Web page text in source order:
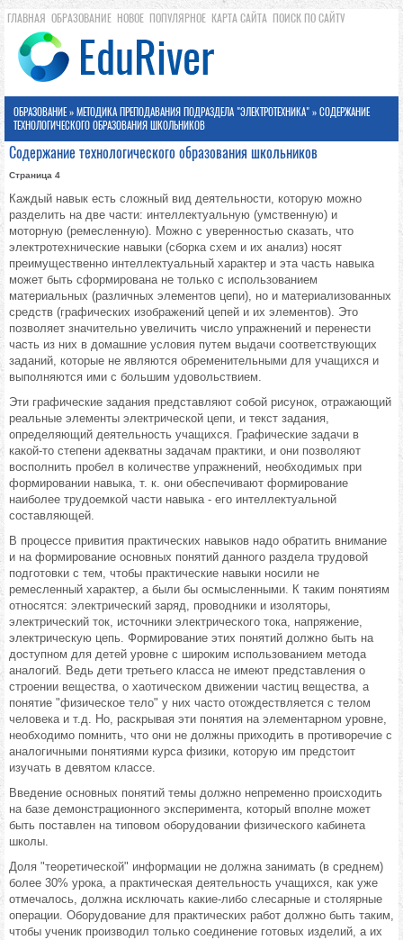
ГЛАВНАЯ ОБРАЗОВАНИЕ НОВОЕ ПОПУЛЯРНОЕ КАРТА САЙТА ПОИСК ПО САЙТУ
ОБРАЗОВАНИЕ» МЕТОДИКА ПРЕПОДАВАНИЯ ПОДРАЗДЕЛА "ЭЛЕКТРОТЕХНИКА" » СОДЕРЖАНИЕ
ТЕХНОЛОГИЧЕСКОГО ОБРАЗОВАНИЯ ШКОЛЬНИКОВ
Содержание технологического образования школьников
Страница 4
Каждый навык есть сложный вид деятельности, которую можно
разделить на две части: интеллектуальную (умственную) и
моторную (ремесленную). Можно с уверенностью сказать, что
электротехнические навыки (сборка схем и их анализ) носят
преимущественно интеллектуальный характер и эта часть навыка
может быть сформирована не только с использованием
материальных (различных элементов цепи), но и материализованных
средств (графических изображений цепей и их элементов). Это
позволяет значительно увеличить число упражнений и перенести
часть из них в домашние условия путем выдачи соответствующих
заданий, которые не являются обременительными для учащихся и
выполняются ими с большим удовольствием.
Эти графические задания представляют собой рисунок, отражающий
реальные элементы электрической цепи, и текст задания,
определяющий деятельность учащихся. Графические задачи в
какой-то степени адекватны задачам практики, и они позволяют
восполнить пробел в количестве упражнений, необходимых при
формировании навыка, т. к. они обеспечивают формирование
наиболее трудоемкой части навыка - его интеллектуальной
составляющей.
В процессе привития практических навыков надо обратить внимание
и на формирование основных понятий данного раздела трудовой
подготовки с тем, чтобы практические навыки носили не
ремесленный характер, а были бы осмысленными. К таким понятиям
относятся: электрический заряд, проводники и изоляторы,
электрический ток, источники электрического тока, напряжение,
электрическую цепь. Формирование этих понятий должно быть на
доступном для детей уровне с широким использованием метода
аналогий. Ведь дети третьего класса не имеют представления о
строении вещества, о хаотическом движении частиц вещества, а
понятие "физическое тело" у них часто отождествляется с телом
человека и т.д. Но, раскрывая эти понятия на элементарном уровне,
необходимо помнить, что они не должны приходить в противоречие с
аналогичными понятиями курса физики, которую им предстоит
изучать в девятом классе.
Введение основных понятий темы должно непременно происходить
на базе демонстрационного эксперимента, который вполне может
быть поставлен на типовом оборудовании физического кабинета
школы.
Доля "теоретической" информации не должна занимать (в среднем)
более 30% урока, а практическая деятельность учащихся, как уже
отмечалось, должна исключать какие-либо слесарные и столярные
операции. Оборудование для практических работ должно быть таким,
чтобы ученик производил только соединение готовых изделий, а их